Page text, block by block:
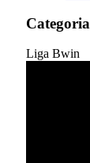
Categoria
Liga Bwin